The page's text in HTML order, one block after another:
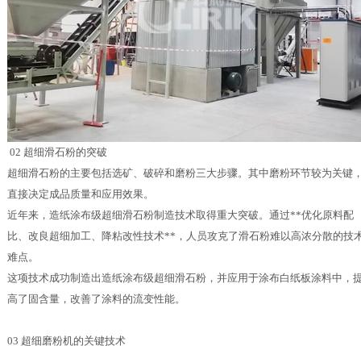
02 超细滑石粉的突破
超细滑石粉的主要包括选矿、破碎和磨粉三大步骤。其中磨粉环节较为关键
直接决定成品质量和应用效果。
近年来，造纸涂布级超细滑石粉制造技术取得重大突破。通过**优化原料配
比、改良超细加工、降粘改性技术**，人员攻克了滑石粉难以高浓分散的技
难点。
这项技术成功制造出造纸涂布级超细滑石粉，并应用于涂布白纸板涂料中，
高了固含量，改善了涂料的流变性能。
03 超细磨粉机的关键技术